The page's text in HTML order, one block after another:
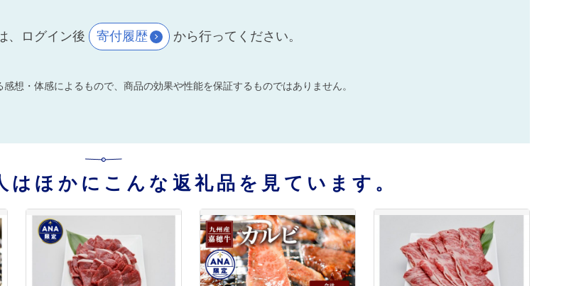
、ログイン後 寄付履歴 から行ってください。
想・体感によるもので、商品の効果や性能を保証するものではありません。
はほかにこんな返礼品を見ています。